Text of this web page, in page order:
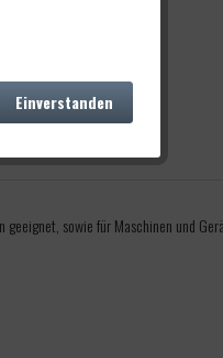
sowie für Maschinen und
Einverstanden